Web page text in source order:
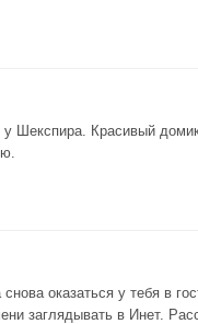
Шекспира. Красивый
оказаться у тебя в
заглядывать в Инет.